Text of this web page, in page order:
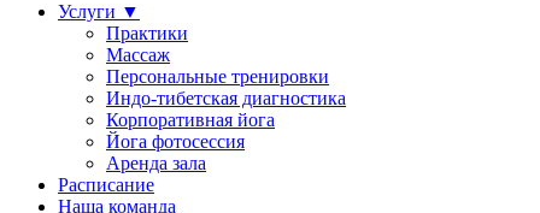
Услуги ▼
Практики
Массаж
Персональные тренировки
Индо-тибетская диагностика
Корпоративная йога
Йога фотосессия
Аренда зала
Расписание
Наша команда